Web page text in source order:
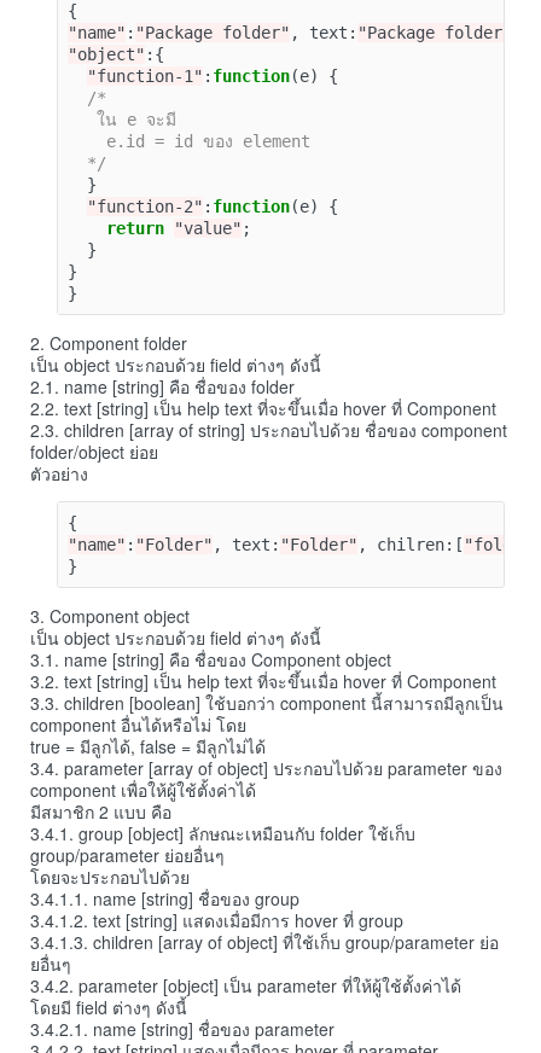
{
"name" : "Package folder" , text : "Package folder"
"object" :{
"function-1" : function(e)
{
/*
   ใน e จะมี
    e.id = id ของ element
  */
}
"function-2" : function(e)
{
return
"value" ;
}
}
}
2. Component folder
เป็น object ประกอบด้วย field ต่างๆ ดังนี้
2.1. name [string] คือ ชื่อของ folder
2.2. text [string] เป็น help text ที่จะขึ้นเมื่อ hover ที่ Component
2.3. children [array of string] ประกอบไปด้วย ชื่อของ component
folder/object ย่อย
ตัวอย่าง
{
"name" : "Folder" , text : "Folder" , chilren:[
}
3. Component object
เป็น object ประกอบด้วย field ต่างๆ ดังนี้
3.1. name [string] คือ ชื่อของ Component object
3.2. text [string] เป็น help text ที่จะขึ้นเมื่อ hover ที่ Component
3.3. children [boolean] ใช้บอกว่า component นี้สามารถมีลูกเป็น
component อื่นได้หรือไม่ โดย
true = มีลูกได้, false = มีลูกไม่ได้
3.4. parameter [array of object] ประกอบไปด้วย parameter ของ
component เพื่อให้ผู้ใช้ตั้งค่าได้
มีสมาชิก 2 แบบ คือ
3.4.1. group [object] ลักษณะเหมือนกับ folder ใช้เก็บ
group/parameter ย่อยอื่นๆ
โดยจะประกอบไปด้วย
3.4.1.1. name [string] ชื่อของ group
3.4.1.2. text [string] แสดงเมื่อมีการ hover ที่ group
3.4.1.3. children [array of object] ที่ใช้เก็บ group/parameter ย่อ
ยอื่นๆ
3.4.2. parameter [object] เป็น parameter ที่ให้ผู้ใช้ตั้งค่าได้
โดยมี field ต่างๆ ดังนี้
3.4.2.1. name [string] ชื่อของ parameter